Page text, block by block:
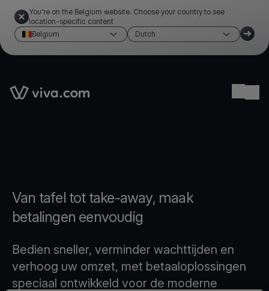
You're on the Belgium website. Choose your country to see
location-specific content
Belgium
Dutch
Link to the homepage
Van tafel tot take-away, maak
betalingen eenvoudig
Bedien sneller, verminder wachttijden en
verhoog uw omzet, met betaaloplossingen
speciaal ontwikkeld voor de moderne